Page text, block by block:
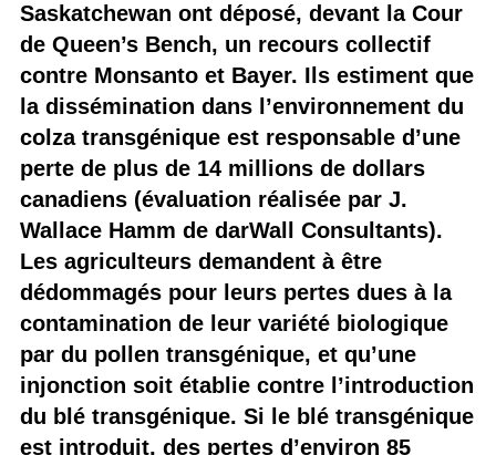
Saskatchewan ont déposé, devant la Cour
de Queen’s Bench, un recours collectif
contre Monsanto et Bayer. Ils estiment que
la dissémination dans l’environnement du
colza transgénique est responsable d’une
perte de plus de 14 millions de dollars
canadiens (évaluation réalisée par J.
Wallace Hamm de darWall Consultants).
Les agriculteurs demandent à être
dédommagés pour leurs pertes dues à la
contamination de leur variété biologique
par du pollen transgénique, et qu’une
injonction soit établie contre l’introduction
du blé transgénique. Si le blé transgénique
est introduit, des pertes d’environ 85